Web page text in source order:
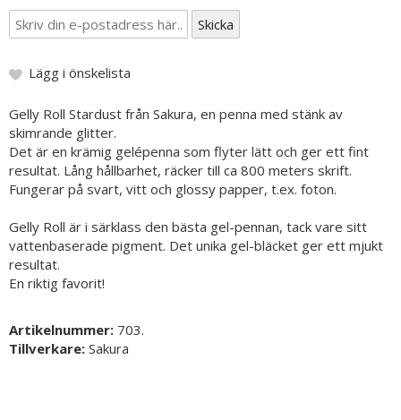
Lägg i önskelista
Gelly Roll Stardust från Sakura, en penna med stänk av
skimrande glitter.
Det är en krämig gelépenna som flyter lätt och ger ett fint
resultat. Lång hållbarhet, räcker till ca 800 meters skrift.
Fungerar på svart, vitt och glossy papper, t.ex. foton.
Gelly Roll är i särklass den bästa gel-pennan, tack vare sitt
vattenbaserade pigment. Det unika gel-bläcket ger ett mjukt
resultat.
En riktig favorit!
Artikelnummer: 703.
Tillverkare: Sakura